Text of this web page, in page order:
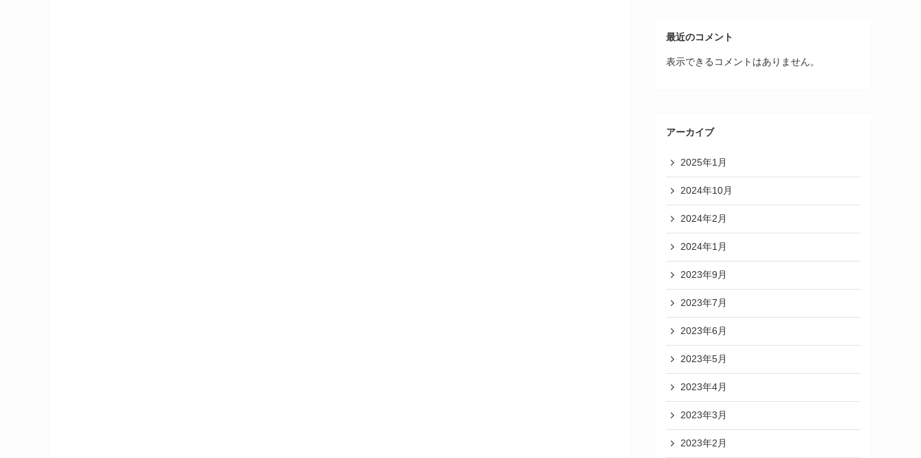
最近のコメント
表示できるコメントはありません。
アーカイブ
2025年1月
2024年10月
2024年2月
2024年1月
2023年9月
2023年7月
2023年6月
2023年5月
2023年4月
2023年3月
2023年2月